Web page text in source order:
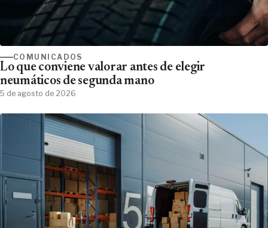
COMUNICADOS
Lo que conviene valorar antes de elegir
neumáticos de segunda mano
5 de agosto de 2026